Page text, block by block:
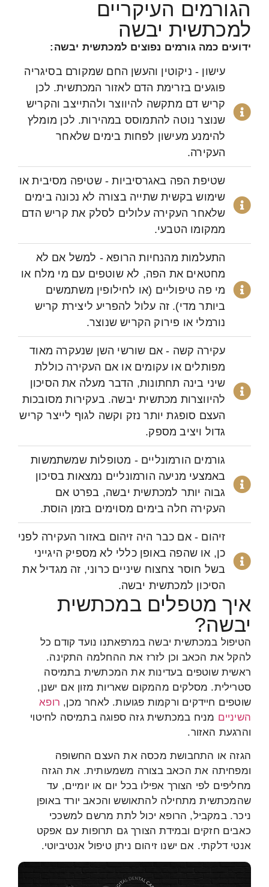
הגורמים העיקריים
למכתשית יבשה
ידועים כמה גורמים נפוצים למכתשית יבשה:
עישון - ניקוטין והעשן החם שמקורם בסיגריה
פוגעים בזרימת הדם לאזור המכתשית. לכן
קריש דם מתקשה להיווצר ולהתייצב והקריש
שנוצר נוטה להתמוסס במהירות. לכן מומלץ
להימנע מעישון לפחות בימים שלאחר
העקירה.
שטיפת הפה באגרסיביות - שטיפה מסיבית או
שימוש בקשית שתייה בצורה לא נכונה בימים
שלאחר העקירה עלולים לסלק את קריש הדם
ממקומו הטבעי.
התעלמות מהנחיות הרופא - למשל אם לא
מחטאים את הפה, לא שוטפים עם מי מלח או
מי פה טיפוליים (או לחילופין משתמשים
ביותר מדי). זה עלול להפריע ליצירת קריש
נורמלי או פירוק הקריש שנוצר.
עקירה קשה - אם שורשי השן שנעקרה מאוד
מפותלים או עקומים או אם העקירה כוללת
שיני בינה תחתונות, הדבר מעלה את הסיכון
להיווצרות מכתשית יבשה. בעקירות מסובכות
העצם סופגת יותר נזק וקשה לגוף לייצר קריש
גדול ויציב מספק.
גורמים הורמונליים - מטופלות שמשתמשות
באמצעי מניעה הורמונליים נמצאות בסיכון
גבוה יותר למכתשית יבשה, בפרט אם
העקירה חלה בימים מסוימים בזמן הוסת.
זיהום - אם כבר היה זיהום באזור העקירה לפני
כן, או שהפה באופן כללי לא מספיק היגייני
בשל חוסר צחצוח שיניים כרוני, זה מגדיל את
הסיכון למכתשית יבשה.
איך מטפלים במכתשית
יבשה?
הטיפול במכתשית יבשה במרפאתנו נועד קודם כל
להקל את הכאב וכן לזרז את ההחלמה התקינה.
ראשית שוטפים בעדינות את המכתשית בתמיסה
סטרילית. מסלקים מהמקום שאריות מזון אם ישנן,
שוטפים חיידקים ורקמות פגועות. לאחר מכן, רופא
השיניים מניח במכתשית גזה ספוגה בתמיסה לחיטוי
והרגעת האזור.
הגזה או התחבושת מכסה את העצם החשופה
ומפחיתה את הכאב בצורה משמעותית. את הגזה
מחליפים לפי הצורך אפילו בכל יום או יומיים, עד
שהמכתשית מתחילה להתאושש והכאב יורד באופן
ניכר. במקביל, הרופא יכול לתת מרשם למשככי
כאבים חזקים ובמידת הצורך גם תרופות עם אפקט
אנטי דלקתי. אם ישנו זיהום ניתן טיפול אנטיביוטי.